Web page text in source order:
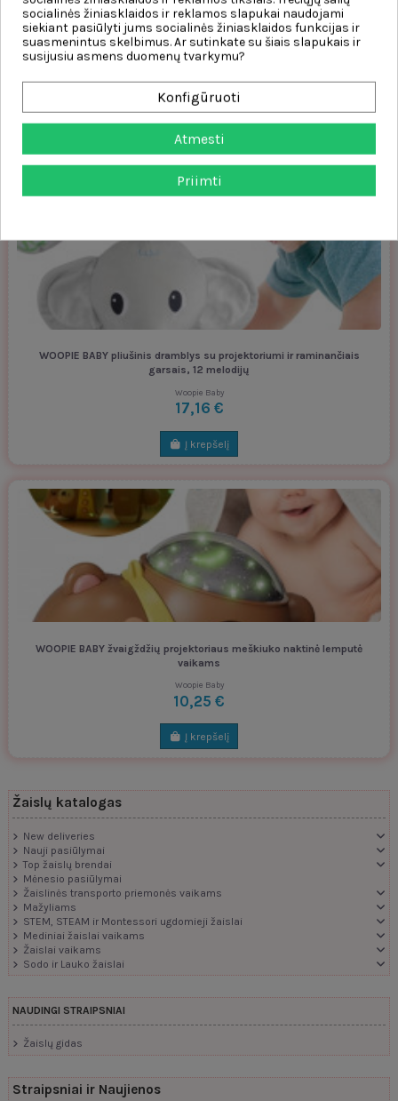
WOOPIE BABY pliušinis žaislas – baltasis lokys su projektoriumi ir
Woopie Baby
16,00 €
Į krepšelį
WOOPIE BABY pliušinis dramblys su projektoriumi ir raminančiais
garsais, 12 melodijų
Woopie Baby
17,16 €
Į krepšelį
WOOPIE BABY žvaigždžių projektoriaus meškiuko naktinė lemputė
vaikams
Woopie Baby
10,25 €
Į krepšelį
Žaislų katalogas
New deliveries
Nauji pasiūlymai
Top žaislų brendai
Mėnesio pasiūlymai
Žaislinės transporto priemonės vaikams
Mažyliams
STEM, STEAM ir Montessori ugdomieji žaislai
Mediniai žaislai vaikams
Žaislai vaikams
Sodo ir Lauko žaislai
NAUDINGI STRAIPSNIAI
Žaislų gidas
Straipsniai ir Naujienos
socialinės žiniasklaidos ir reklamos slapukai naudojami
siekiant pasiūlyti jums socialinės žiniasklaidos funkcijas ir
suasmenintus skelbimus. Ar sutinkate su šiais slapukais ir
susijusiu asmens duomenų tvarkymu?
Konfigūruoti
Atmesti
Priimti